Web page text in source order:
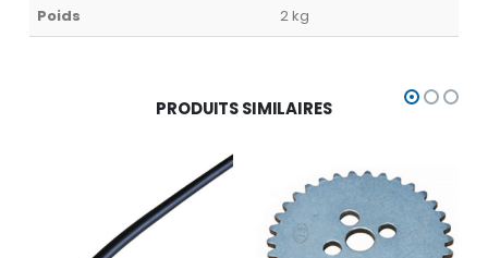
Poids 2 kg
PRODUITS SIMILAIRES